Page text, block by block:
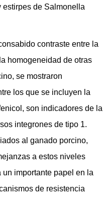
estirpes de Salmonella
contraste entre la
homogeneidad de otras
se mostraron
los que se incluyen la
son indicadores de la
integrones de tipo 1.
al ganado porcino,
a estos niveles
importante papel en la
de resistencia